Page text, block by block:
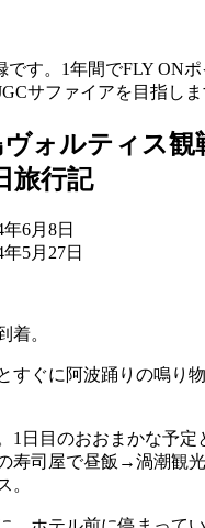
です。1年間でFLY ON
サファイアを目指しま
ォルティス観
旅行記
年6月8日
年5月27日
着。
すぐに阿波踊りの鳴り
1日目のおおまかな予定
寿司屋で昼飯→渦潮観
。